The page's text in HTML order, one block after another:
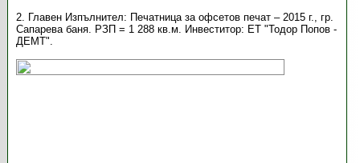
2. Главен Изпълнител: Печатница за офсетов печат – 2015 г., гр.
Сапарева баня. РЗП = 1 288 кв.м. Инвеститор: ЕТ "Тодор Попов -
ДЕМТ".